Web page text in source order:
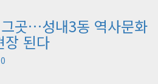
곳…성내3동 역사문화
장 된다
0